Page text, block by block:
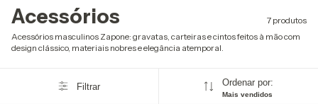
Acessórios
7 produtos
Acessórios masculinos Zapone: gravatas, carteiras e cintos feitos à mão com
design clássico, materiais nobres e elegância atemporal.
Filtrar Ordenar por:
Mais vendidos